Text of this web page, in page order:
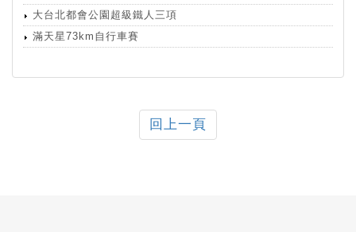
大台北都會公園超級鐵人三項
滿天星73km自行車賽
回上一頁